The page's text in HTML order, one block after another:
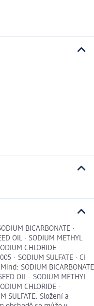
BICARBONATE ·
OIL · SODIUM METHYL
CHLORIDE ·
· SODIUM SULFATE · CI
SODIUM BICARBONATE
OIL · SODIUM METHYL
CHLORIDE ·
SULFATE. Složení a